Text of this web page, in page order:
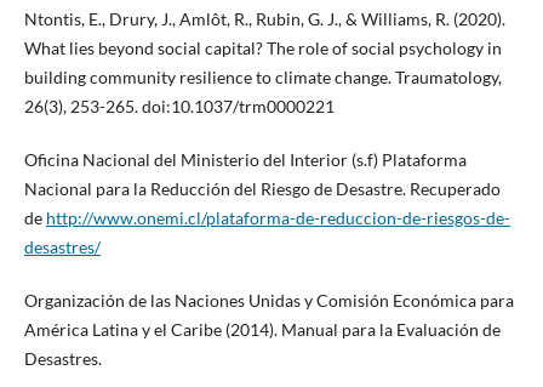
Ntontis, E., Drury, J., Amlôt, R., Rubin, G. J., & Williams, R. (2020).
What lies beyond social capital? The role of social psychology in
building community resilience to climate change. Traumatology,
26(3), 253-265. doi:10.1037/trm0000221
Oficina Nacional del Ministerio del Interior (s.f) Plataforma
Nacional para la Reducción del Riesgo de Desastre. Recuperado
de http://www.onemi.cl/plataforma-de-reduccion-de-riesgos-de-
desastres/
Organización de las Naciones Unidas y Comisión Económica para
América Latina y el Caribe (2014). Manual para la Evaluación de
Desastres.